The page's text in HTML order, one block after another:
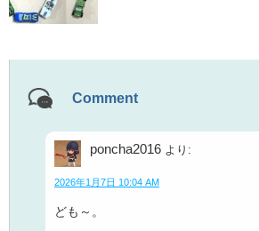
Comment
poncha2016 より:
2026年1月7日 10:04 AM
ども～。